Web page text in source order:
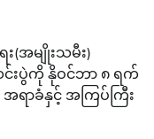
(အမျိုးသမီး)
းပွဲကို နိုဝင်ဘာ ၈ ရက်
ရာခံနှင့် အကြပ်ကြီး